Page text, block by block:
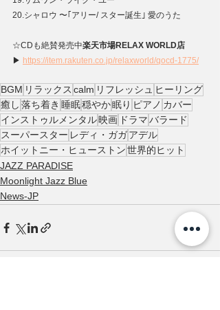
20.シャロウ 〜｢アリー/ スター誕生｣ 愛のうた
☆CDも絶賛発売中楽天市場RELAX WORLD店
▶ https://item.rakuten.co.jp/relaxworld/qocd-1775/
BGM リラックス calm リフレッシュ ヒーリング
癒し 落ち着き 睡眠穏やか眠り ピアノ カバー
インストゥルメンタル映画 ドラマバラード
スーパースター レディ・ガガアデル
ホイットニー・ヒューストン世界的ヒット
JAZZ PARADISE
Moonlight Jazz Blue
News-JP